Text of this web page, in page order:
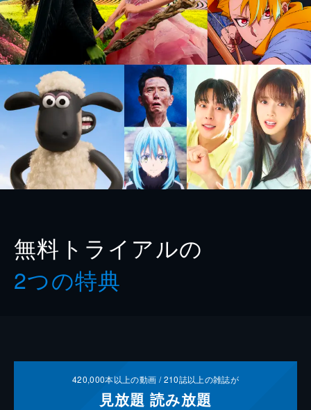
無料トライアルの
2つの特典
420,000本以上の動画 /210誌以上の雑誌が
見放題 読み放題